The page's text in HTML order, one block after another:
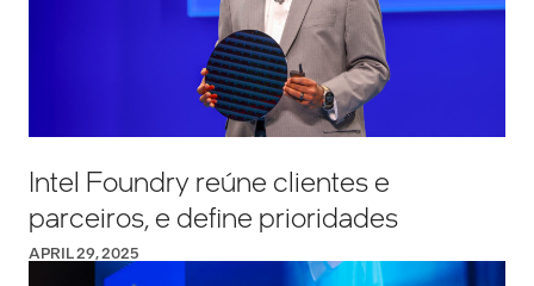
Intel Foundry reúne clientes e
parceiros, e define prioridades
APRIL 29, 2025